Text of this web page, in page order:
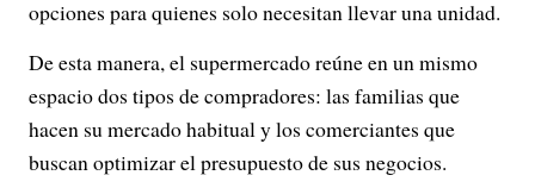
opciones para quienes solo necesitan llevar una unidad.
De esta manera, el supermercado reúne en un mismo
espacio dos tipos de compradores: las familias que
hacen su mercado habitual y los comerciantes que
buscan optimizar el presupuesto de sus negocios.